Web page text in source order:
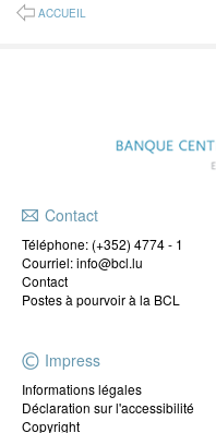
ACCUEIL
Contact
Téléphone: (+352) 4774 - 1
Courriel: info@bcl.lu
Contact
Postes à pourvoir à la BCL
Impress
Informations légales
Déclaration sur l'accessibilité
Copyright